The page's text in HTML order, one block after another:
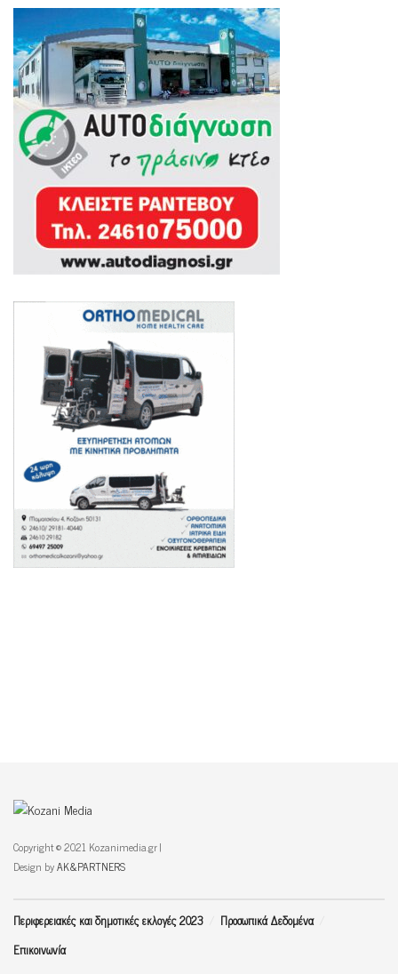
Copyright © 2021 Kozanimedia.gr |
Design byAK&PARTNERS
Περιφερειακές και δημοτικές εκλογές 2023
Προσωπικά Δεδομένα
Επικοινωνία